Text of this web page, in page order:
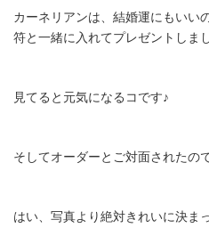
カーネリアンは、結婚運にもいい
符と一緒に入れてプレゼントしまし
見てると元気になるコです♪
そしてオーダーとご対面されたの
はい、写真より絶対きれいに決ま